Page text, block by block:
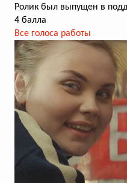
Ролик был выпущен в
4 балла
Все голоса работы